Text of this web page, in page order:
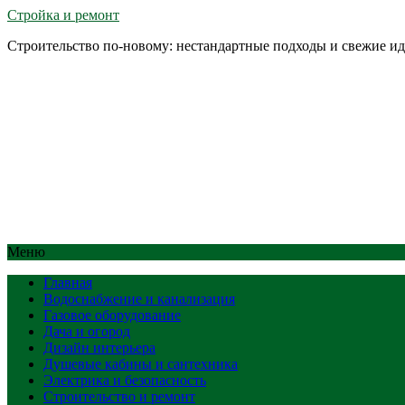
Стройка и ремонт
Строительство по-новому: нестандартные подходы и свежие
Меню
Главная
Водоснабжение и канализация
Газовое оборудование
Дача и огород
Дизайн интерьера
Душевые кабины и сантехника
Электрика и безопасность
Строительство и ремонт